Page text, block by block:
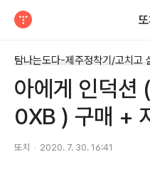
아에게 인덕
0XB ) 구매 +
또치 2020. 7. 30. 16:41